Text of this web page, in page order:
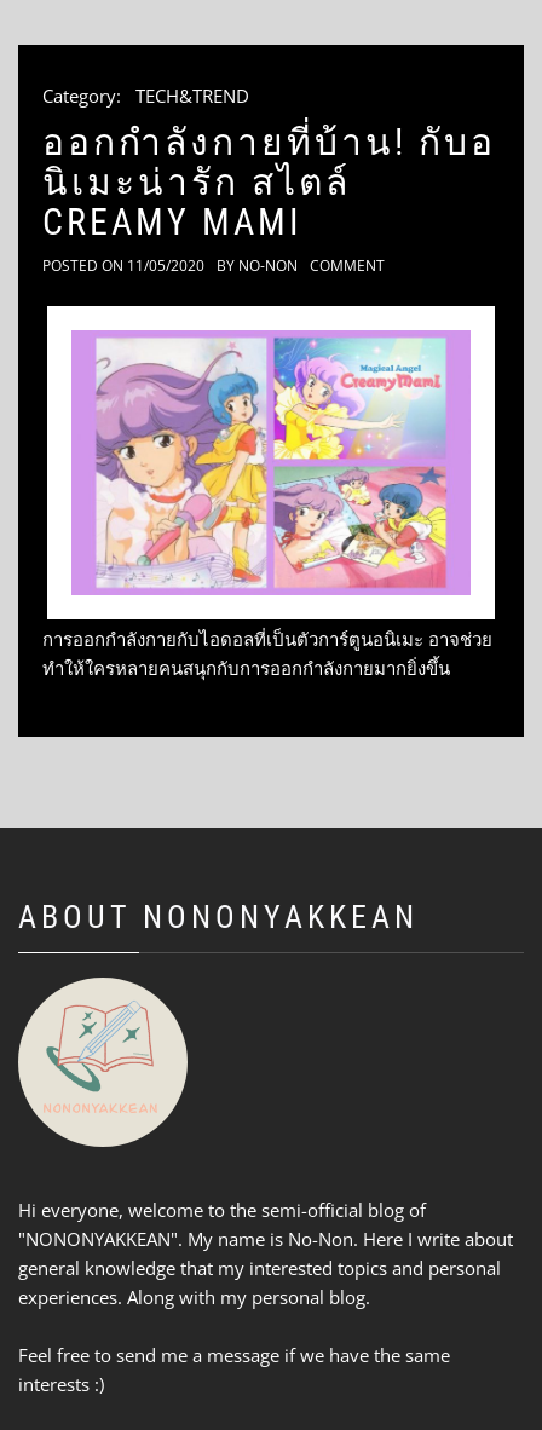
Category: TECH&TREND
ออกกำลังกายที่บ้าน! กับอ
นิเมะน่ารัก สไตล์
CREAMY MAMI
POSTED ON 11/05/2020 BY NO-NON COMMENT
การออกกำลังกายกับไอดอลที่เป็นตัวการ์ตูนอนิเมะ อาจช่วย
ทำให้ใครหลายคนสนุกกับการออกกำลังกายมากยิ่งขึ้น
ABOUT NONONYAKKEAN
Hi everyone, welcome to the semi-official blog of
"NONONYAKKEAN". My name is No-Non. Here I write about
general knowledge that my interested topics and personal
experiences. Along with my personal blog.
Feel free to send me a message if we have the same
interests :)